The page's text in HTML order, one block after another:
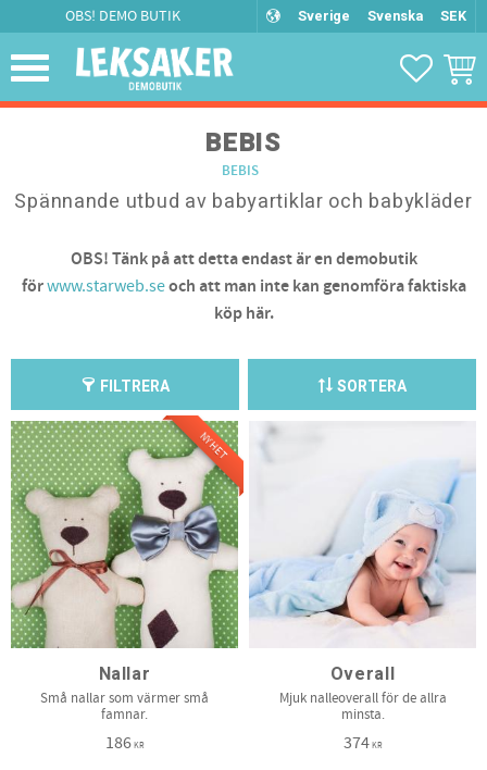
OBS! DEMO BUTIK Sverige Svenska SEK
BEBIS
BEBIS
Spännande utbud av babyartiklar och babykläder
OBS! Tänk på att detta endast är en demobutik
förwww.starweb.seoch att man inte kan genomföra faktiska
köp här.
FILTRERA SORTERA
Nallar
Små nallar som värmer små
famnar.
186KR
NYHET
Overall
Mjuk nalleoverall för de allra
minsta.
374KR